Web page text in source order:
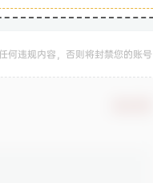
何违规内容，否则将封禁您的账号